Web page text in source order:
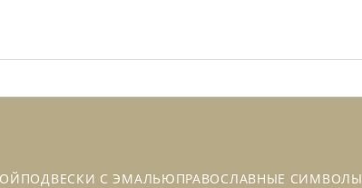
ПОДВЕСКИ С ЭМАЛЬЮПРАВОСЛАВНЫЕ СИМВОЛЫ